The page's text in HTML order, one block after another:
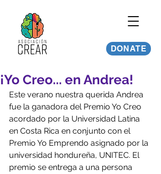
DONATE
¡Yo Creo... en Andrea!
Este verano nuestra querida Andrea
fue la ganadora del Premio Yo Creo
acordado por la Universidad Latina
en Costa Rica en conjunto con el
Premio Yo Emprendo asignado por la
universidad hondureña, UNITEC. El
premio se entrega a una persona